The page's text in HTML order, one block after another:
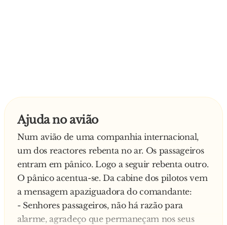
Ajuda no avião
Num avião de uma companhia internacional,
um dos reactores rebenta no ar. Os passageiros
entram em pânico. Logo a seguir rebenta outro.
O pânico acentua-se. Da cabine dos pilotos vem
a mensagem apaziguadora do comandante:
- Senhores passageiros, não há razão para
alarme, agradeço que permaneçam nos seus